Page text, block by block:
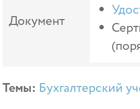
Документ
Темы: Бухгалтерский